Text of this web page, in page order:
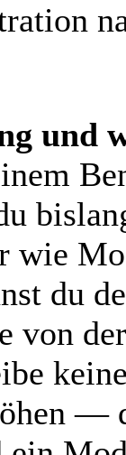
und
wie
du
von
—